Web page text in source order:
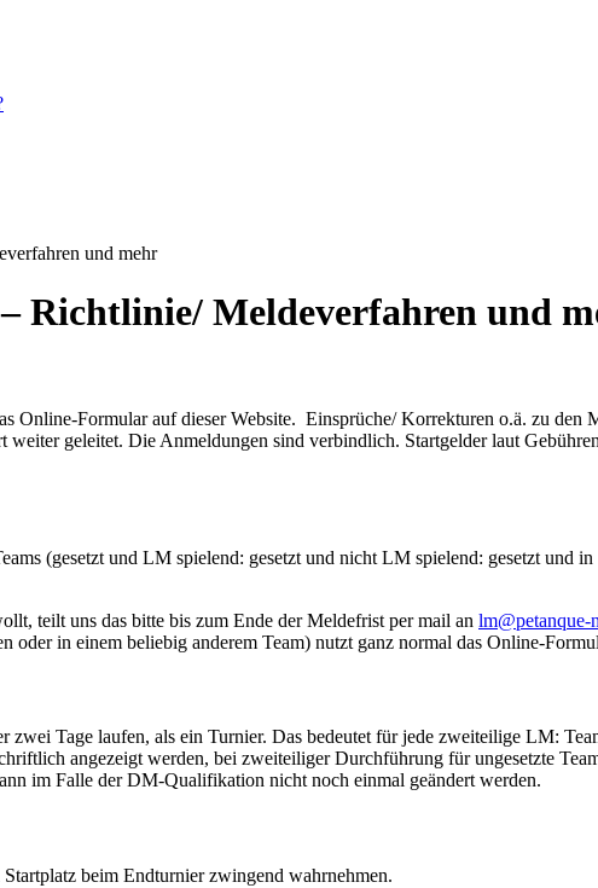
und mehr
Richtlinie/ Meldeverfahren und
Online-Formular auf dieser Website. Einsprüche/ Korrekturen o.ä. zu den
weiter geleitet. Die Anmeldungen sind verbindlich. Startgelder laut
(gesetzt und LM spielend: gesetzt und nicht LM spielend: gesetzt und
teilt uns das bitte bis zum Ende der Meldefrist per mail an lm@petanque-
oder in einem beliebig anderem Team) nutzt ganz normal das Online-
zwei Tage laufen, als ein Turnier. Das bedeutet für jede zweiteilige LM:
angezeigt werden, bei zweiteiliger Durchführung für ungesetzte
im Falle der DM-Qualifikation nicht noch einmal geändert werden.
beim Endturnier zwingend wahrnehmen.